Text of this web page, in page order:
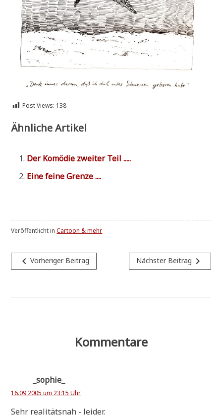
Post Views: 138
Ähnliche Artikel
Der Komö­die zwei­ter Teil .....
Eine fei­ne Grenze ....
Veröffentlicht inCartoon & mehr
Beitragsnavigation
navigate_beforeVorheriger Beitrag Nächster Beitrag navigate_next
Kommentare
_sophie_
16.09.2005 um 23:15 Uhr
Sehr rea­li­täts­nah - leider.